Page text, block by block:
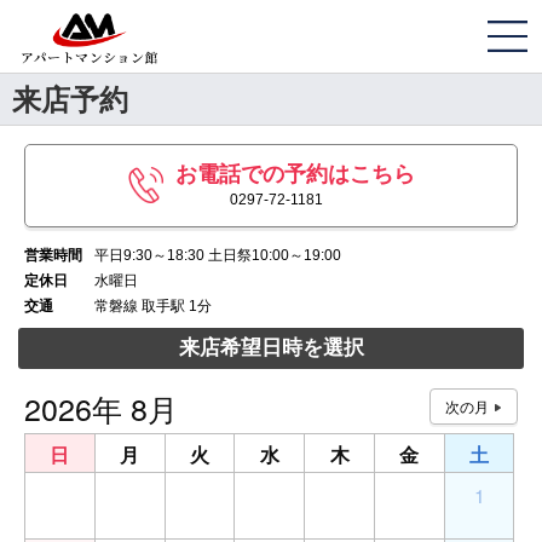
来店予約
お電話での予約はこちら
0297-72-1181
営業時間
平日9:30～18:30 土日祭10:00～19:00
定休日
水曜日
交通
常磐線 取手駅 1分
来店希望日時を選択
2026年 8月
日 月 火 水 木 金
土
1